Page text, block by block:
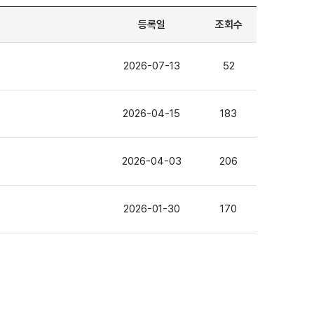
등록일 조회수
2026-07-13 52
2026-04-15 183
2026-04-03 206
2026-01-30 170